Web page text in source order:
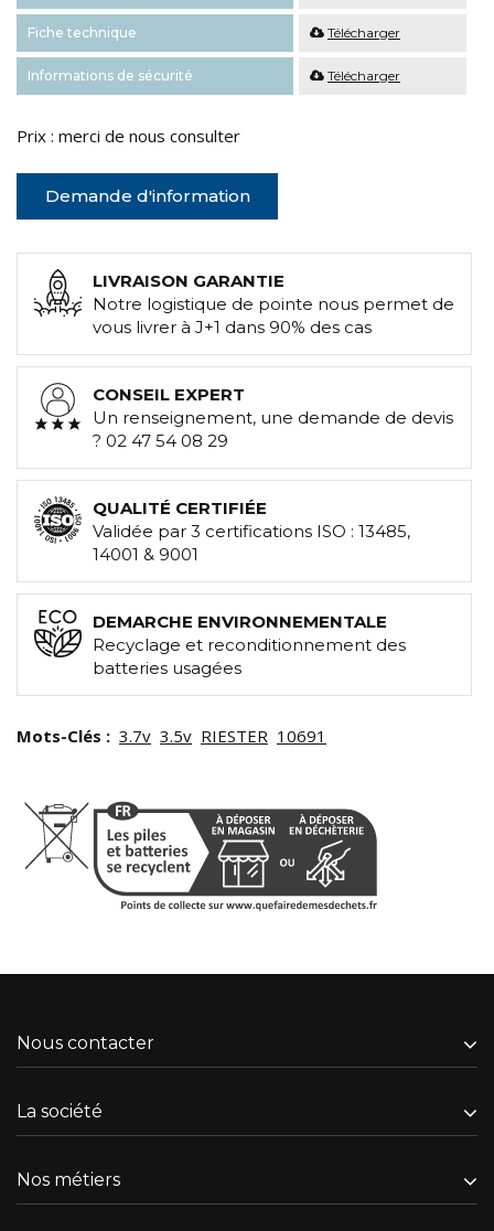
Fiche technique Télécharger
Informations de sécurité Télécharger
Prix : merci de nous consulter
Demande d'information
LIVRAISON GARANTIE
Notre logistique de pointe nous permet de
vous livrer à J+1 dans 90% des cas
CONSEIL EXPERT
Un renseignement, une demande de devis
? 02 47 54 08 29
QUALITÉ CERTIFIÉE
Validée par 3 certifications ISO : 13485,
14001 & 9001
DEMARCHE ENVIRONNEMENTALE
Recyclage et reconditionnement des
batteries usagées
Mots-Clés : 3.7v 3.5v RIESTER 10691
Nous contacter
La société
Nos métiers